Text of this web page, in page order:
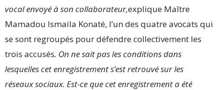
vocal envoyé à son collaborateur,explique Maître
Mamadou Ismaila Konaté, l’un des quatre avocats qui
se sont regroupés pour défendre collectivement les
trois accusés. On ne sait pas les conditions dans
lesquelles cet enregistrement s’est retrouvé sur les
réseaux sociaux. Est-ce que cet enregistrement a été